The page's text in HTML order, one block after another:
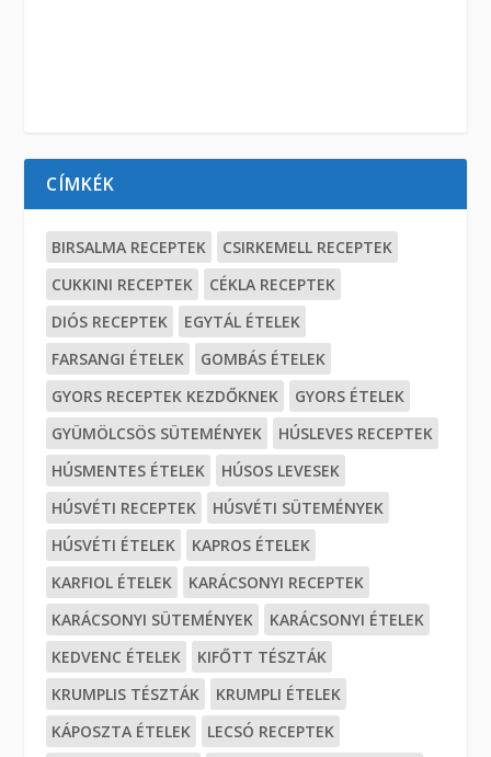
CÍMKÉK
BIRSALMA RECEPTEK
CSIRKEMELL RECEPTEK
CUKKINI RECEPTEK
CÉKLA RECEPTEK
DIÓS RECEPTEK
EGYTÁL ÉTELEK
FARSANGI ÉTELEK
GOMBÁS ÉTELEK
GYORS RECEPTEK KEZDŐKNEK
GYORS ÉTELEK
GYÜMÖLCSÖS SÜTEMÉNYEK
HÚSLEVES RECEPTEK
HÚSMENTES ÉTELEK
HÚSOS LEVESEK
HÚSVÉTI RECEPTEK
HÚSVÉTI SÜTEMÉNYEK
HÚSVÉTI ÉTELEK
KAPROS ÉTELEK
KARFIOL ÉTELEK
KARÁCSONYI RECEPTEK
KARÁCSONYI SÜTEMÉNYEK
KARÁCSONYI ÉTELEK
KEDVENC ÉTELEK
KIFŐTT TÉSZTÁK
KRUMPLIS TÉSZTÁK
KRUMPLI ÉTELEK
KÁPOSZTA ÉTELEK
LECSÓ RECEPTEK